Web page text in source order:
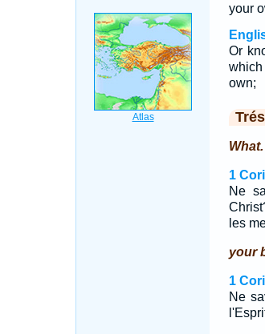
your
Or
own;
What.
1
Ne
les
your
1
Ne